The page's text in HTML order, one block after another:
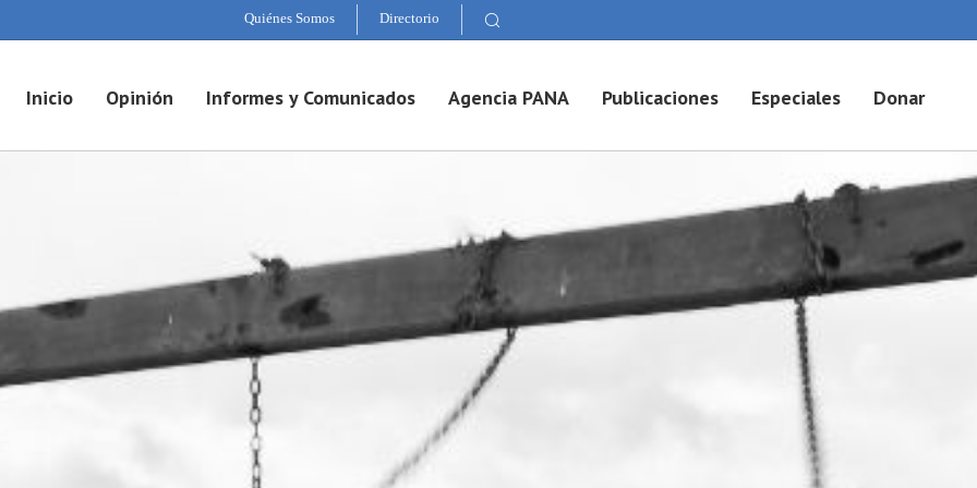
Quiénes Somos Directorio
Inicio Opinión Informes y Comunicados Agencia PANA Publicaciones Especiales Donar